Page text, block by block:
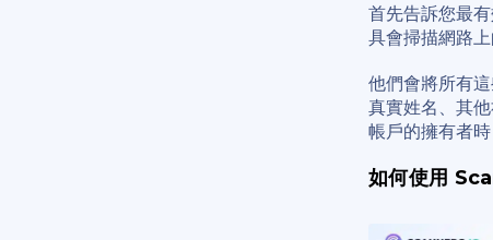
首先告訴您最
具會掃描網路
他們會將所有
真實姓名、其
帳戶的擁有者
如何使用